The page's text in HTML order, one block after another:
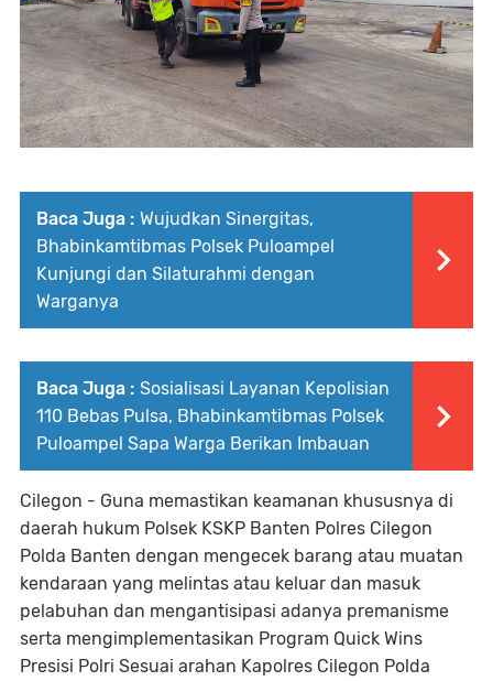
Baca Juga : Wujudkan Sinergitas,
Bhabinkamtibmas Polsek Puloampel
Kunjungi dan Silaturahmi dengan
Warganya
Baca Juga : Sosialisasi Layanan Kepolisian
110 Bebas Pulsa, Bhabinkamtibmas Polsek
Puloampel Sapa Warga Berikan Imbauan
Cilegon - Guna memastikan keamanan khususnya di
daerah hukum Polsek KSKP Banten Polres Cilegon
Polda Banten dengan mengecek barang atau muatan
kendaraan yang melintas atau keluar dan masuk
pelabuhan dan mengantisipasi adanya premanisme
serta mengimplementasikan Program Quick Wins
Presisi Polri Sesuai arahan Kapolres Cilegon Polda